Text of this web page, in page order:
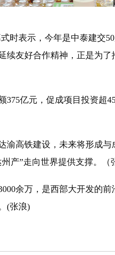
表示，今年是中泰建交
友好合作精神，正是为
亿元，促成项目投资超
铁建设，未来将形成与
产”走向世界提供支撑。（
余万，是西部大开发的前
(张浪)